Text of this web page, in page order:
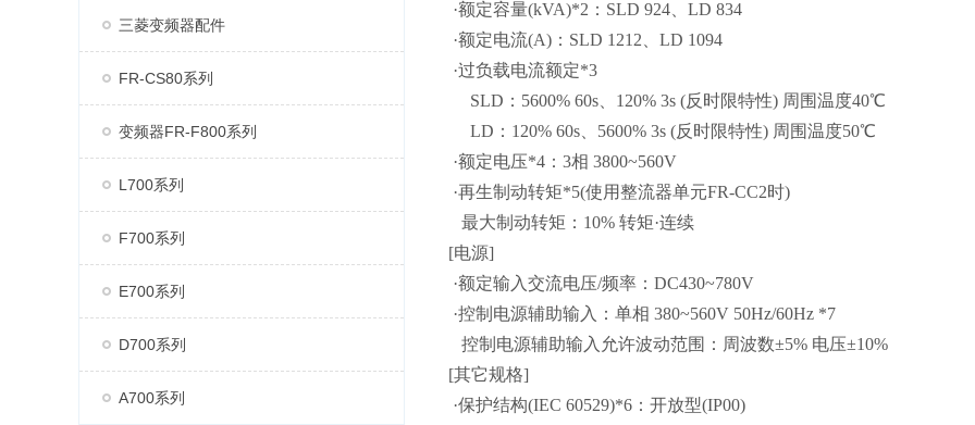
三菱变频器配件
FR-CS80系列
变频器FR-F800系列
L700系列
F700系列
E700系列
D700系列
A700系列
·额定容量(kVA)*2：SLD 924、LD 834
·额定电流(A)：SLD 1212、LD 1094
·过负载电流额定*3
SLD：5600% 60s、120% 3s (反时限特性) 周围温度40℃
LD：120% 60s、5600% 3s (反时限特性) 周围温度50℃
·额定电压*4：3相 3800~560V
·再生制动转矩*5(使用整流器单元FR-CC2时)
最大制动转矩：10% 转矩·连续
[电源]
·额定输入交流电压/频率：DC430~780V
·控制电源辅助输入：单相 380~560V 50Hz/60Hz *7
控制电源辅助输入允许波动范围：周波数±5% 电压±10%
[其它规格]
·保护结构(IEC 60529)*6：开放型(IP00)